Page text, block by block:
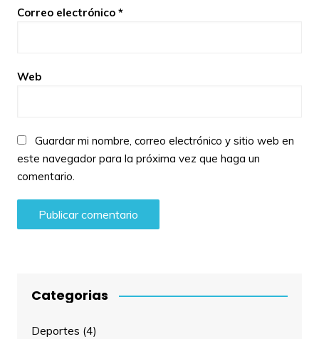
Correo electrónico *
Web
Guardar mi nombre, correo electrónico y sitio web en
este navegador para la próxima vez que haga un
comentario.
Categorias
Deportes (4)